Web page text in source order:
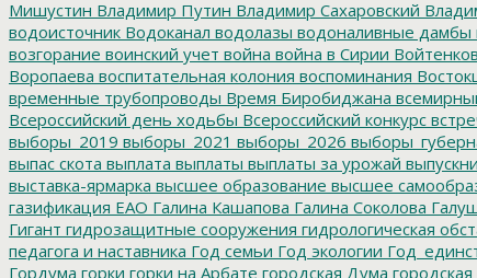
Мишустин Владимир Путин Владимир Сахаровский
водоисточник Водоканал водолазы водоналивные дамбы
возгорание воинский учет война война в Сирии Войтенков
Воропаева воспитательная колония воспоминания
временные трубопроводы Время Биробиджана
Всероссийский день ходьбы Всероссийский конкурс
выборы_2019 выборы_2021 выборы_2026
выпас скота выплата выплаты выплаты за урожай
выставка-ярмарка высшее образование высшее
газификация ЕАО Галина Кашапова Галина Соколова
Гигант гидрозащитные сооружения гидрологическая
педагога и наставника Год семьи Год экологии
Гордума горки горки на Арбате городская Дума